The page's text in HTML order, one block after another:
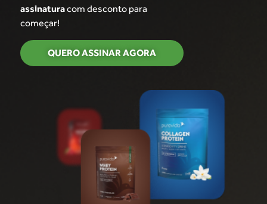
assinaturacom desconto para
começar!
QUERO ASSINAR AGORA